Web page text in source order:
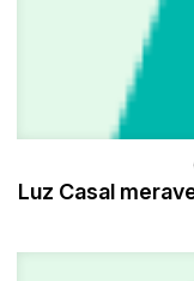
Luz Casal